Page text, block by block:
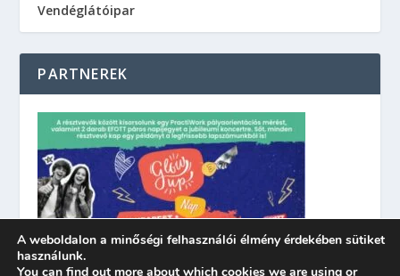
Vendéglátóipar
PARTNEREK
A weboldalon a minőségi felhasználói élmény érdekében sütiket
használunk.
You can find out more about which cookies we are using or